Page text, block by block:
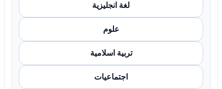
لغة انجليزية
علوم
تربية اسلامية
اجتماعيات